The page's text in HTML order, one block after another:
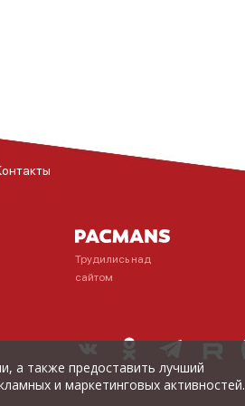
Трудились над
сайтом
а также предоставить лучший
и маркетинговых активностей.